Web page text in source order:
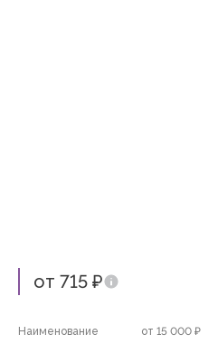
от 715 ₽
Наименование от 15 000 ₽